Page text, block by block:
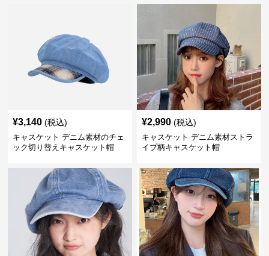
¥3,140 (税込)
キャスケット デニム素材のチェ
ック切り替えキャスケット帽
¥2,990 (税込)
キャスケット デニム素材ストラ
イプ柄キャスケット帽